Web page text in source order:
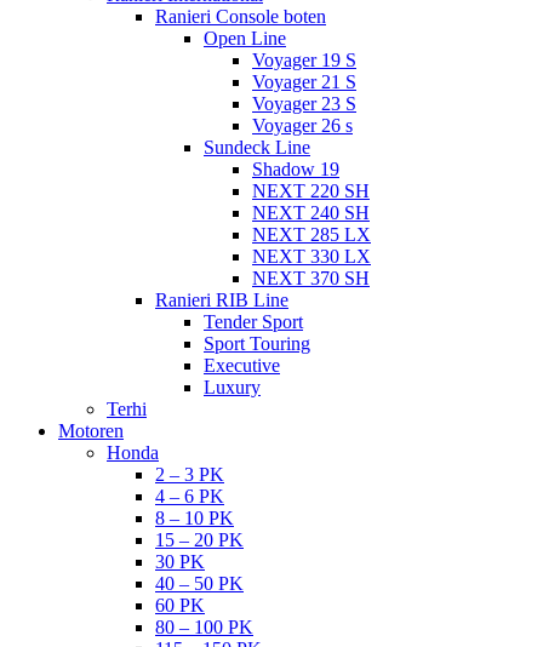
Ranieri Console boten
Open Line
Voyager 19 S
Voyager 21 S
Voyager 23 S
Voyager 26 s
Sundeck Line
Shadow 19
NEXT 220 SH
NEXT 240 SH
NEXT 285 LX
NEXT 330 LX
NEXT 370 SH
Ranieri RIB Line
Tender Sport
Sport Touring
Executive
Luxury
Terhi
Motoren
Honda
2 – 3 PK
4 – 6 PK
8 – 10 PK
15 – 20 PK
30 PK
40 – 50 PK
60 PK
80 – 100 PK